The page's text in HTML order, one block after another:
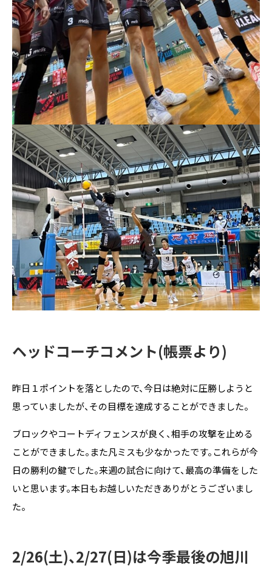
ヘッドコーチコメント(帳票より)
昨日１ポイントを落としたので、今日は絶対に圧勝しようと
思っていましたが、その目標を達成することができました。
ブロックやコートディフェンスが良く、相手の攻撃を止める
ことができました。また凡ミスも少なかったです。これらが今
日の勝利の鍵でした。来週の試合に向けて、最高の準備をした
いと思います。本日もお越しいただきありがとうございまし
た。
2/26(土)、2/27(日)は今季最後の旭川